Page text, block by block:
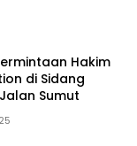
Hakim
di Sidang
Sumut